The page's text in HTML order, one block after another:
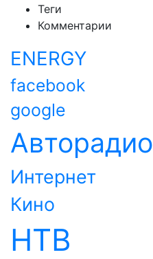
Теги
Комментарии
ENERGY
facebook
google
Авторадио
Интернет
Кино
НТВ